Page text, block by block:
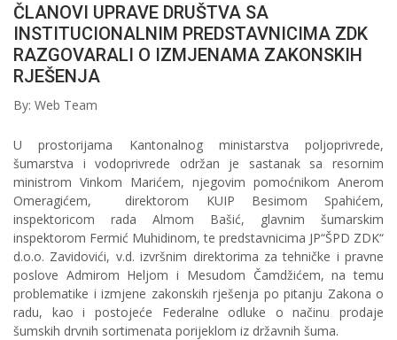
ČLANOVI UPRAVE DRUŠTVA SA
INSTITUCIONALNIM PREDSTAVNICIMA ZDK
RAZGOVARALI O IZMJENAMA ZAKONSKIH
RJEŠENJA
By: Web Team
U prostorijama Kantonalnog ministarstva poljoprivrede,
šumarstva i vodoprivrede održan je sastanak sa resornim
ministrom Vinkom Marićem, njegovim pomoćnikom Anerom
Omeragićem, direktorom KUIP Besimom Spahićem,
inspektoricom rada Almom Bašić, glavnim šumarskim
inspektorom Fermić Muhidinom, te predstavnicima JP“ŠPD ZDK“
d.o.o. Zavidovići, v.d. izvršnim direktorima za tehničke i pravne
poslove Admirom Heljom i Mesudom Čamdžićem, na temu
problematike i izmjene zakonskih rješenja po pitanju Zakona o
radu, kao i postojeće Federalne odluke o načinu prodaje
šumskih drvnih sortimenata porijeklom iz državnih šuma.